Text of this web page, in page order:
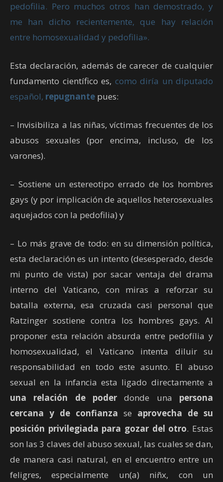
pedofilia. Pero muchos otros han demostrado, y
me han dicho recientemente, que hay relación
entre homosexualidad y pedofilia».
Esta declaración, además de carecer de cualquier
fundamento científico es, como diría un diputado
español, repugnante pues:
– Invisibiliza a las niñas, víctimas frecuentes de los
abusos sexuales (por encima, incluso, de los
varones).
– Sostiene un estereotipo errado de los hombres
gays (y por implicación de aquellos heterosexuales
aquejados con la pedofilia) y
– Lo más grave de todo: en su dimensión política,
esta declaración es un intento (desesperado, desde
mi punto de vista) por sacar ventaja del drama
interno del Vaticano, con miras a reforzar su
batalla externa, esa cruzada casi personal que
Ratzinger sostiene contra los hombres gays. Al
proponer esta relación absurda entre pedofília y
homosexualidad, el Vaticano intenta diluir su
responsabilidad en todo este asunto. El abuso
sexual en la infancia esta ligado directamente a
una relación de poderdonde una persona
cercana y de confianza se aprovecha de su
posición privilegiada para gozar del otro. Estas
son las 3 claves del abuso sexual, las cuales se dan,
de manera casi natural, en el encuentro entre un
feligres, especialmente un(a) niñx, con un